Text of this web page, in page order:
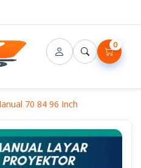
0
70 84 96 Inch